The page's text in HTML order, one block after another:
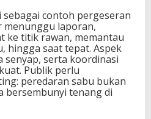
sebagai contoh pergeseran
menunggu laporan,
ke titik rawan, memantau
hingga saat tepat. Aspek
senyap, serta koordinasi
Publik perlu
peredaran sabu bukan
bersembunyi tenang di